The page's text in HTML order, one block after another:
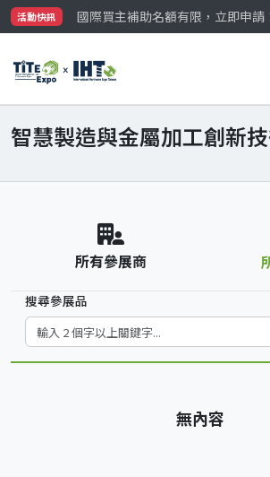
活動快訊
國際買主補助名額有限，立即申請
參觀門票開放申請中‼️
國際買主補助名額有限，立即申請！
智慧製造與金屬加工創新
所有參展商
搜尋參展品
無內容